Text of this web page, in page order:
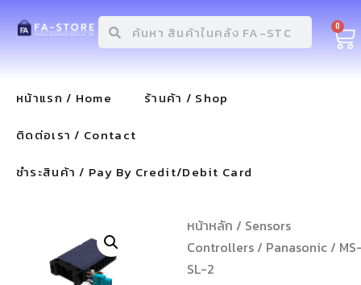
0
หน้าแรก / Home
ร้านค้า / Shop
ติดต่อเรา / Contact
ชำระสินค้า / Pay By Credit/Debit Card
หน้าหลัก / Sensors
Controllers/ Panasonic/
SL-2